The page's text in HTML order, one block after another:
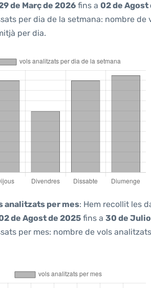
de Març de 2026 fins a 02 de Agost
per dia de la setmana: nombre
per dia.
analitzats per mes: Hem recollit les
de Agost de 2025 fins a 30 de
per mes: nombre de vols